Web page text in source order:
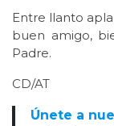
Entre llanto
buen amigo,
Padre.
CD/AT
Únete a